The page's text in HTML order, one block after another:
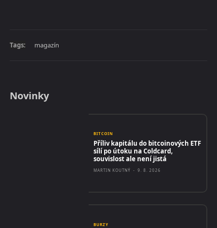
Tags: magazín
Novinky
BITCOIN
Příliv kapitálu do bitcoinových ETF
sílí po útoku na Coldcard,
souvislost ale není jistá
MARTIN KOUTNÝ - 9. 8. 2026
BURZY